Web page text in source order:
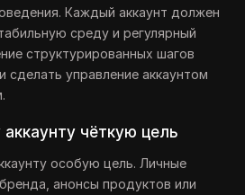
Каждый аккаунт должен
среду и регулярный
структурированных шагов
сделать управление аккаунтом
чёткую цель
особую цель. Личные
анонсы продуктов или